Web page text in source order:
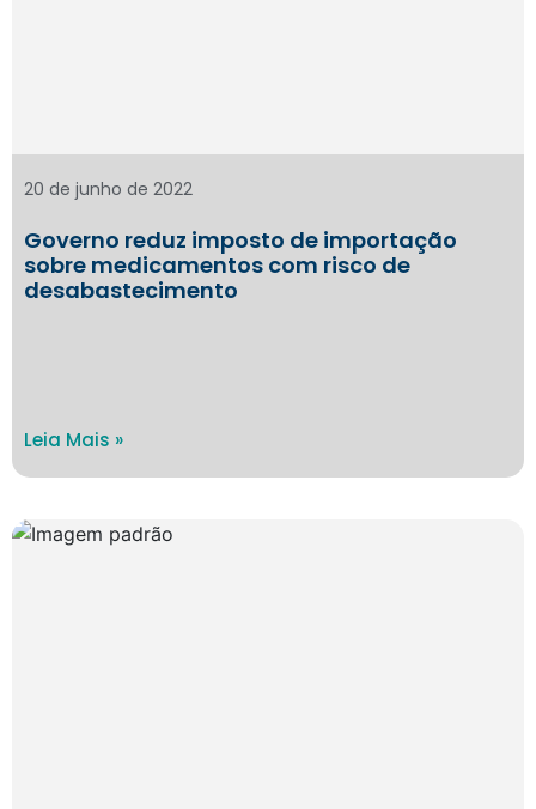
Governo reduz imposto de importação
sobre medicamentos com risco de
desabastecimento
20 de junho de 2022
Leia Mais »